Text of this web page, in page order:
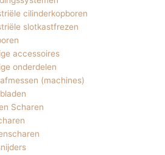
cilinderkopboren
slotkastfrezen
accessoires
onderdelen
(machines)
Scharen